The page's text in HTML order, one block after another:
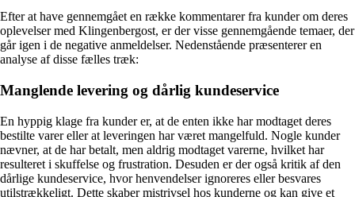
Efter at have gennemgået en række kommentarer fra kunder om deres
oplevelser med Klingenbergost, er der visse gennemgående temaer, der
går igen i de negative anmeldelser. Nedenstående præsenterer en
analyse af disse fælles træk:
Manglende levering og dårlig kundeservice
En hyppig klage fra kunder er, at de enten ikke har modtaget deres
bestilte varer eller at leveringen har været mangelfuld. Nogle kunder
nævner, at de har betalt, men aldrig modtaget varerne, hvilket har
resulteret i skuffelse og frustration. Desuden er der også kritik af den
dårlige kundeservice, hvor henvendelser ignoreres eller besvares
utilstrækkeligt. Dette skaber mistrivsel hos kunderne og kan give et